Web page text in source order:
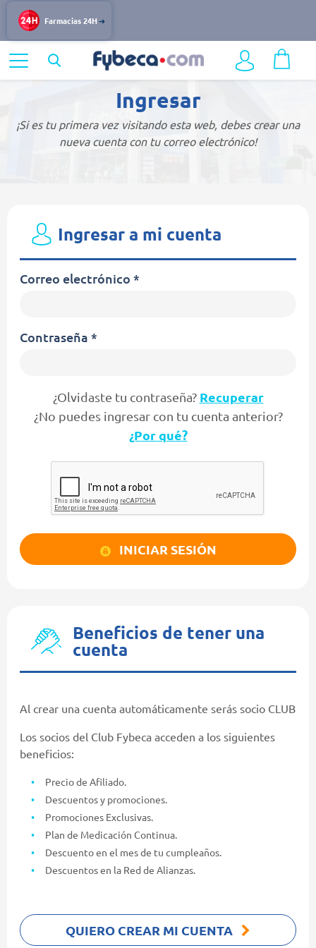
Farmacias 24H
Ingresar
¡Si es tu primera vez visitando esta web, debes crear una
nueva cuenta con tu correo electrónico!
Ingresar a mi cuenta
Correo electrónico
Contraseña
¿Olvidaste tu contraseña? Recuperar
¿No puedes ingresar con tu cuenta anterior?
¿Por qué?
INICIAR SESIÓN
Beneficios de tener una
cuenta
Al crear una cuenta automáticamente serás socio CLUB
Los socios del Club Fybeca acceden a los siguientes
beneficios:
Precio de Afiliado.
Descuentos y promociones.
Promociones Exclusivas.
Plan de Medicación Continua.
Descuento en el mes de tu cumpleaños.
Descuentos en la Red de Alianzas.
QUIERO CREAR MI CUENTA